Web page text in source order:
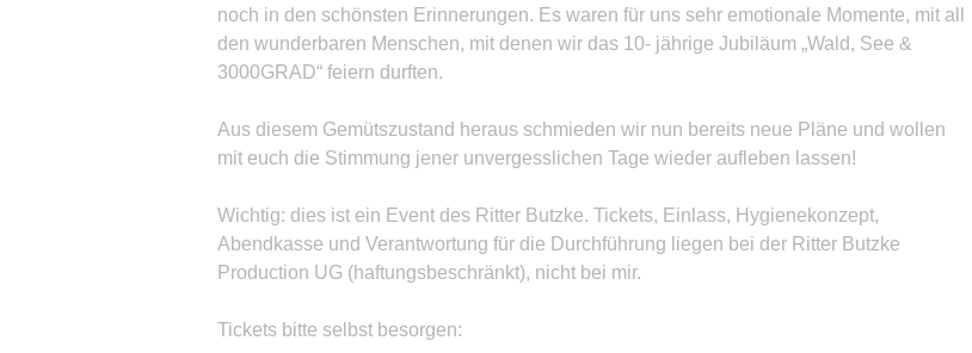
noch in den schönsten Erinnerungen. Es waren für uns sehr emotionale Momente, mit all
den wunderbaren Menschen, mit denen wir das 10- jährige Jubiläum „Wald, See &
3000GRAD“ feiern durften.
Aus diesem Gemütszustand heraus schmieden wir nun bereits neue Pläne und wollen
mit euch die Stimmung jener unvergesslichen Tage wieder aufleben lassen!
Wichtig: dies ist ein Event des Ritter Butzke. Tickets, Einlass, Hygienekonzept,
Abendkasse und Verantwortung für die Durchführung liegen bei der Ritter Butzke
Production UG (haftungsbeschränkt), nicht bei mir.
Tickets bitte selbst besorgen: